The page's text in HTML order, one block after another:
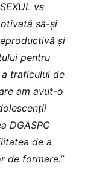
vs
să-și
și
pentru
traficului de
am avut-o
DGASPC
de a
de formare.”